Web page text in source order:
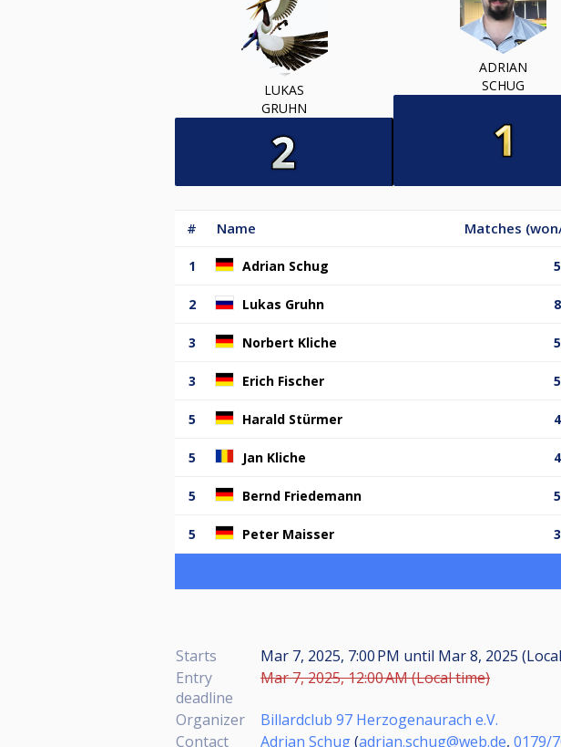
LUKAS
GRUHN
ADRIAN
SCHUG
# Name Matches
1 Adrian Schug
2 Lukas Gruhn
3 Norbert Kliche
3 Erich Fischer
5 Harald Stürmer
5 Jan Kliche
5 Bernd Friedemann
5 Peter Maisser
Starts Mar 7, 2025, 7:00 PM until Mar 8, 2025
Entry
deadline
Mar 7, 2025, 12:00 AM (Local time)
Organizer
Billardclub 97 Herzogenaurach e.V.
Contact
Adrian Schug(adrian.schug@web.de, 0179/